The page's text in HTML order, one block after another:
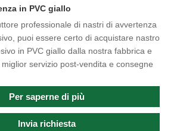
in PVC giallo
professionale di nastri di avvertenza
puoi essere certo di acquistare nastro
in PVC giallo dalla nostra fabbrica e
servizio post-vendita e consegne
Per saperne di più
Invia richiesta